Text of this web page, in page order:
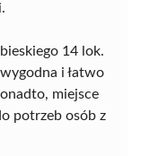
14 lok.
i łatwo
miejsce
potrzeb osób z